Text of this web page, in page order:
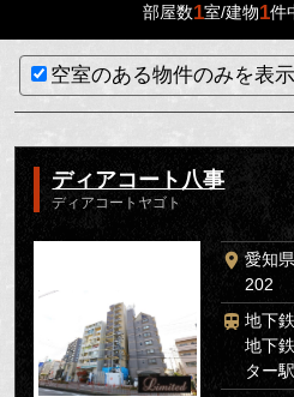
部屋数1室/建物1件
空室のある物件のみを表示
ディアコート八事
ディアコートヤゴト
愛知
202
地下
地下
ター